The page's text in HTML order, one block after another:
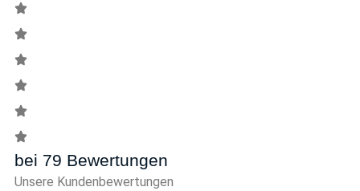
bei 79 Bewertungen
Unsere Kundenbewertungen